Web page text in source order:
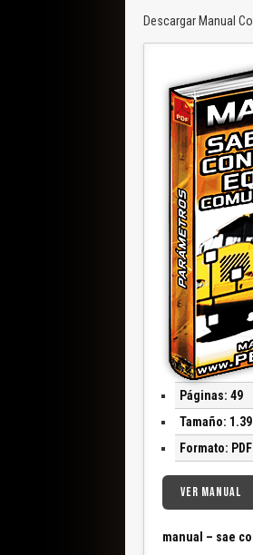
Descargar Manual
Páginas: 49
Tamaño:
Formato:
VER MANUAL
manual – sae